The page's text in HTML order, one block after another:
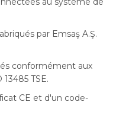
par Emsaş A.Ş.
conformément aux
TSE.
CE et d'un code-